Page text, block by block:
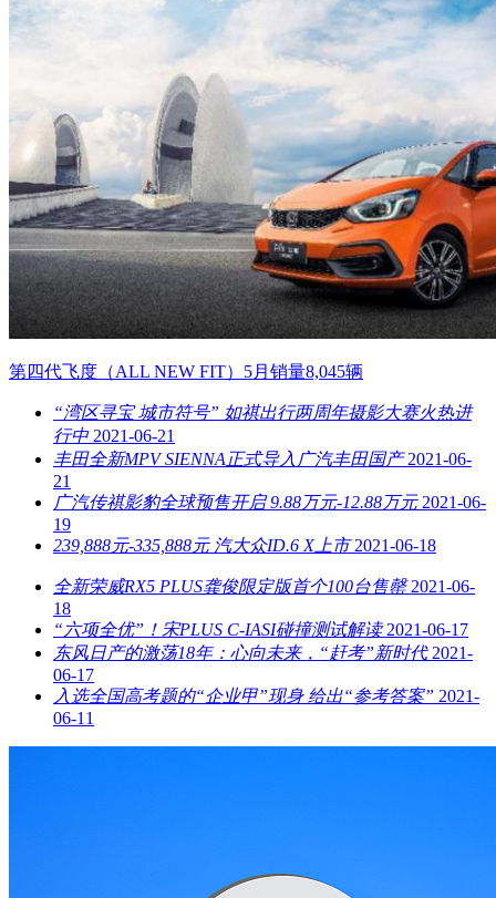
第四代飞度（ALL NEW FIT）5月销量8,045辆
“湾区寻宝 城市符号” 如祺出行两周年摄影大赛火热进
行中 2021-06-21
丰田全新MPV SIENNA正式导入广汽丰田国产 2021-06-
21
广汽传祺影豹全球预售开启 9.88万元-12.88万元 2021-06-
19
239,888元-335,888元 汽大众ID.6 X上市 2021-06-18
全新荣威RX5 PLUS龚俊限定版首个100台售罄 2021-06-
18
“六项全优”！宋PLUS C-IASI碰撞测试解读 2021-06-17
东风日产的激荡18年：心向未来，“赶考”新时代 2021-
06-17
入选全国高考题的“企业甲”现身 给出“参考答案” 2021-
06-11